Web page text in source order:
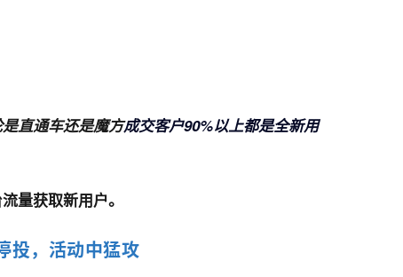
直通车还是魔方成交客户90%以上都是全新用
量获取新用户。
投，活动中猛攻